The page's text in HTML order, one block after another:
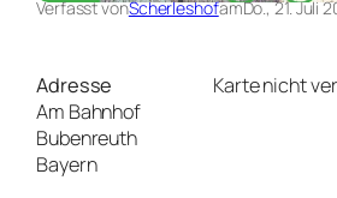
Verfasst vonScherleshofamDo., 21. Juli
Karte nicht
Adresse
Am Bahnhof
Bubenreuth
Bayern